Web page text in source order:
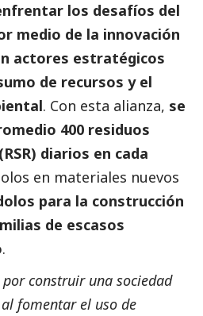
los desafíos del
medio de la innovación
actores estratégicos
de recursos y el
. Con esta alianza, se
400 residuos
diarios en cada
en materiales nuevos
para la construcción
de escasos
.
construir una sociedad
fomentar el uso de